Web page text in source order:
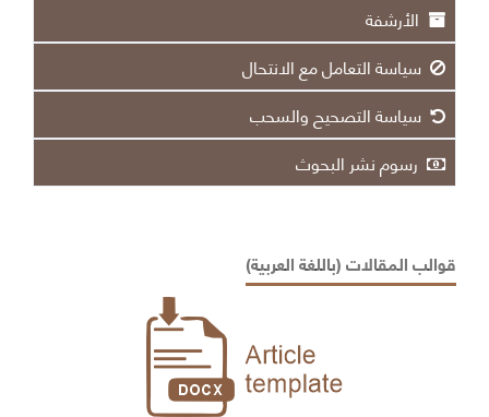
الأرشفة
سياسة التعامل مع الانتحال
سياسة التصحيح والسحب
رسوم نشر البحوث
قوالب المقالات (باللغة العربية)